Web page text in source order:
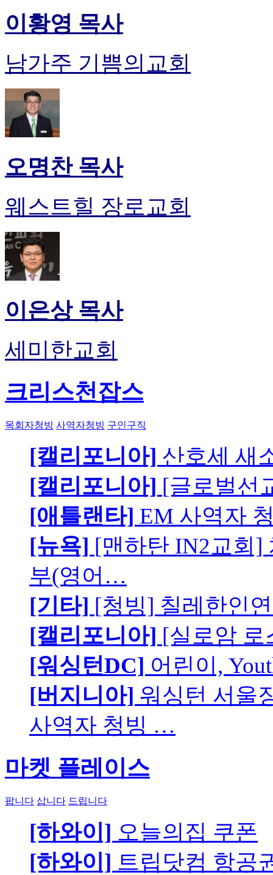
이황영 목사
남가주 기쁨의교회
오명찬 목사
웨스트힐 장로교회
이은상 목사
세미한교회
크리스천잡스
목회자청빙 사역자청빙 구인구직
[캘리포니아] 산호세 새
[캘리포니아] [글로벌선
[애틀랜타] EM 사역자
[뉴욕] [맨하탄 IN2교회]
부(영어…
[기타] [청빙] 칠레한인
[캘리포니아] [실로암 로
[워싱턴DC] 어린이,
[버지니아] 워싱턴 서울
사역자 청빙 …
마켓 플레이스
팝니다 삽니다 드립니다
[하와이] 오늘의집 쿠폰
[하와이] 트립닷컴 항공